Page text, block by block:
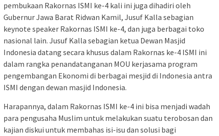
pembukaan Rakornas ISMI ke-4 kali ini juga dihadiri oleh
Gubernur Jawa Barat Ridwan Kamil, Jusuf Kalla sebagian
keynote speaker Rakornas ISMI ke-4, dan juga berbagai toko
nasional lain. Jusuf Kalla sebagian ketua Dewan Masjid
Indonesia datang secara khusus dalam Rakornas ke-4 ISMI ini
dalam rangka penandatanganan MOU kerjasama program
pengembangan Ekonomi di berbagai mesjid di Indonesia antra
ISMI dengan dewan masjid Indonesia.
Harapannya, dalam Rakornas ISMI ke-4 ini bisa menjadi wadah
para pengusaha Muslim untuk melakukan suatu terobosan dan
kajian diskui untuk membahas isi-isu dan solusi bagi